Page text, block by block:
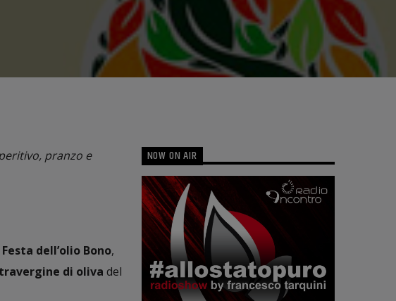
pranzo e
Festa dell’olio Bono,
di oliva del
NOW ON AIR